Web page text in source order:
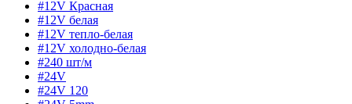
#12V Красная
#12V белая
#12V тепло-белая
#12V холодно-белая
#240 шт/м
#24V
#24V 120